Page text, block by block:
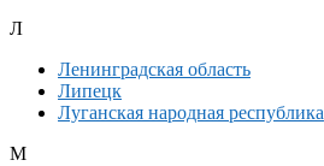
Л
Ленинградская область
Липецк
Луганская народная республика
М